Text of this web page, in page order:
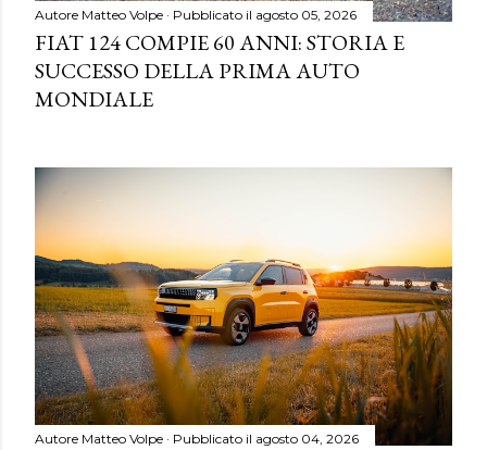
Autore Matteo Volpe Pubblicato il agosto 05, 2026
FIAT 124 COMPIE 60 ANNI: STORIA E
SUCCESSO DELLA PRIMA AUTO
MONDIALE
Autore Matteo Volpe Pubblicato il agosto 04, 2026